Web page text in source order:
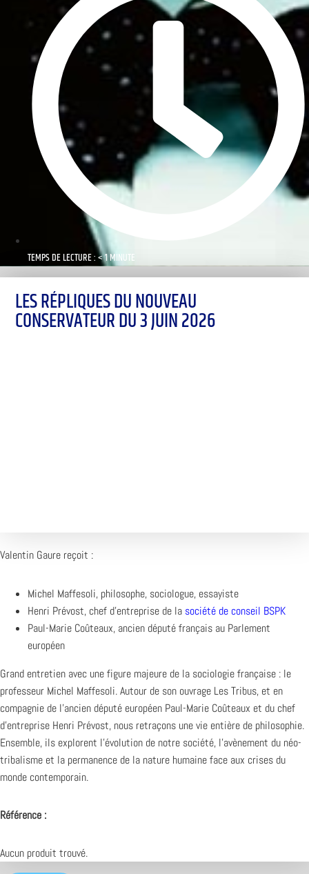
TEMPS DE LECTURE : < 1 MINUTE
LES RÉPLIQUES DU NOUVEAU
CONSERVATEUR DU 3 JUIN 2026
Valentin Gaure reçoit :
Michel Maffesoli, philosophe, sociologue, essayiste
Henri Prévost, chef d’entreprise de la société de conseil BSPK
Paul-Marie Coûteaux, ancien député français au Parlement
européen
Grand entretien avec une figure majeure de la sociologie française : le
professeur Michel Maffesoli. Autour de son ouvrage Les Tribus, et en
compagnie de l’ancien député européen Paul-Marie Coûteaux et du chef
d’entreprise Henri Prévost, nous retraçons une vie entière de philosophie.
Ensemble, ils explorent l’évolution de notre société, l’avènement du néo-
tribalisme et la permanence de la nature humaine face aux crises du
monde contemporain.
Référence :
Aucun produit trouvé.